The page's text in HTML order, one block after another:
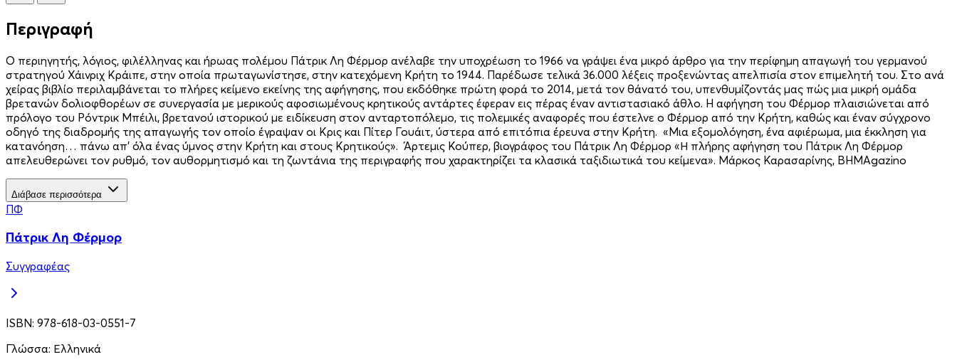
Περιγραφή
Ο περιηγητής, λόγιος, φιλέλληνας και ήρωας πολέμου Πάτρικ Λη Φέρμορ ανέλαβε την υποχρέωση το 1966 να γράψει ένα μικρό άρθρο για την περίφημη απαγωγή του γερμανού
στρατηγού Χάινριχ Κράιπε, στην οποία πρωταγωνίστησε, στην κατεχόμενη Κρήτη το 1944. Παρέδωσε τελικά 36.000 λέξεις προξενώντας απελπισία στον επιμελητή του. Στο ανά
χείρας βιβλίο περιλαμβάνεται το πλήρες κείμενο εκείνης της αφήγησης, που εκδόθηκε πρώτη φορά το 2014, μετά τον θάνατό του, υπενθυμίζοντάς μας πώς μια μικρή ομάδα
βρετανών δολιοφθορέων σε συνεργασία με μερικούς αφοσιωμένους κρητικούς αντάρτες έφεραν εις πέρας έναν αντιστασιακό άθλο. H αφήγηση του Φέρμορ πλαισιώνεται από
πρόλογο του Ρόντρικ Μπέιλι, βρετανού ιστορικού με ειδίκευση στον ανταρτοπόλεμο, τις πολεμικές αναφορές που έστελνε ο Φέρμορ από την Κρήτη, καθώς και έναν σύγχρονο
οδηγό της διαδρομής της απαγωγής τον οποίο έγραψαν οι Κρις και Πίτερ Γουάιτ, ύστερα από επιτόπια έρευνα στην Κρήτη. «Μια εξομολόγηση, ένα αφιέρωμα, μια έκκληση για
κατανόηση… πάνω απ’ όλα ένας ύμνος στην Κρήτη και στους Κρητικούς». Άρτεμις Κούπερ, βιογράφος του Πάτρικ Λη Φέρμορ «Η πλήρης αφήγηση του Πάτρικ Λη Φέρμορ
απελευθερώνει τον ρυθμό, τον αυθορμητισμό και τη ζωντάνια της περιγραφής που χαρακτηρίζει τα κλασικά ταξιδιωτικά του κείμενα». Μάρκος Καρασαρίνης, BHMAgazino
Διάβασε περισσότερα
ΠΦ
Πάτρικ Λη Φέρμορ
Συγγραφέας
ISBN: 978-618-03-0551-7
Γλώσσα: Ελληνικά